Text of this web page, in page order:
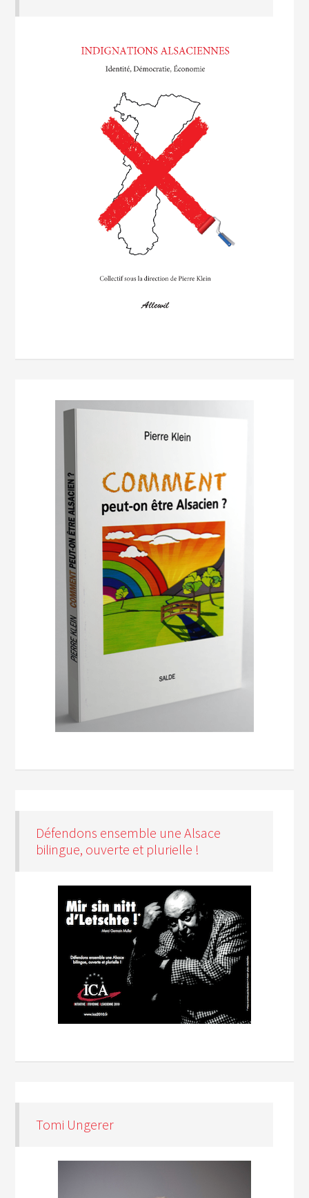
Défendons ensemble une Alsace
bilingue, ouverte et plurielle !
Tomi Ungerer